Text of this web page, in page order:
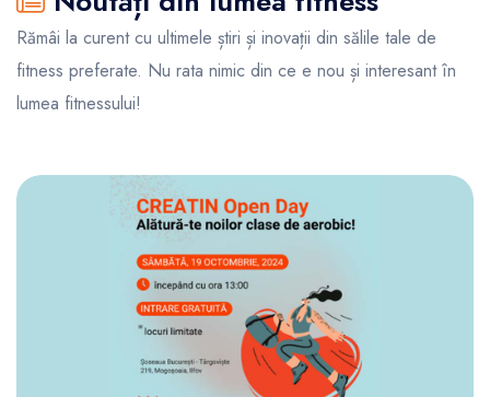
Rămâi la curent cu ultimele știri și inovații din sălile tale de
fitness preferate. Nu rata nimic din ce e nou și interesant în
lumea fitnessului!